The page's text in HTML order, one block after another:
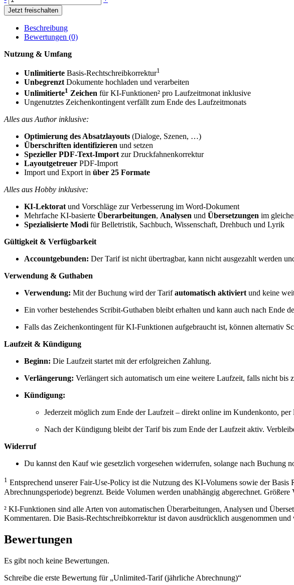
$ 1.028,81
Tarif
(jährliche
Abrechnung)
Menge
Jetzt freischalten
Beschreibung
Bewertungen (0)
Nutzung & Umfang
Unlimitierte Basis-Rechtschreibkorrektur1
Unbegrenzt Dokumente hochladen und verarbeiten
Unlimitierte1 Zeichen für KI-Funktionen² pro Laufzeitmonat inklusive
Ungenutztes Zeichenkontingent verfällt zum Ende des Laufzeitmonats
Alles aus Author inklusive:
Optimierung des Absatzlayouts (Dialoge, Szenen, …)
Überschriften identifizieren und setzen
Spezieller PDF-Text-Importzur Druckfahnenkorrektur
Layoutgetreuer PDF-Import
Import und Export in über 25 Formate
Alles aus Hobby inklusive:
KI-Lektoratund Vorschläge zur Verbesserung im Word-Dokument
Mehrfache KI-basierte Überarbeitungen, Analysen und Übersetzungen im
Spezialisierte Modifür Belletristik, Sachbuch, Wissenschaft, Drehbuch und Lyrik
Gültigkeit & Verfügbarkeit
Accountgebunden: Der Tarif ist nicht übertragbar, kann nicht ausgezahlt werden
Verwendung & Guthaben
Verwendung: Mit der Buchung wird der Tarifautomatisch aktiviertund keine
Ein vorher bestehendes Scribit-Guthaben bleibt erhalten und kann auch nach Ende
Falls das Zeichenkontingent für KI-Funktionen aufgebraucht ist, können alternativ
Laufzeit & Kündigung
Beginn: Die Laufzeit startet mit der erfolgreichen Zahlung.
Verlängerung: Verlängert sich automatisch um eine weitere Laufzeit, falls nicht bis
Kündigung:
Jederzeit möglich zum Ende der Laufzeit – direkt online im Kundenkonto,
Nach der Kündigung bleibt der Tarif bis zum Ende der Laufzeit aktiv.
Widerruf
Du kannst den Kauf wie gesetzlich vorgesehen widerrufen, solange nach Buchung
1 Entsprechend unserer Fair-Use-Policy ist die Nutzung des KI-Volumens sowie der
Abrechnungsperiode) begrenzt. Beide Volumen werden unabhängig abgerechnet.
² KI-Funktionen sind alle Arten von automatischen Überarbeitungen, Analysen und
Kommentaren. Die Basis-Rechtschreibkorrektur ist davon ausdrücklich ausgenommen und
Bewertungen
Es gibt noch keine Bewertungen.
Schreibe die erste Bewertung für „Unlimited-Tarif (jährliche Abrechnung)“